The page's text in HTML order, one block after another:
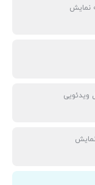
نمایش
ویدئویی